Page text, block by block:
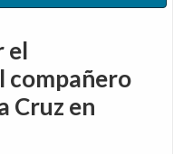
el
compañero
Cruz en